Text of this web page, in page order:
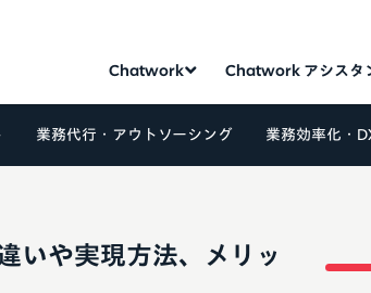
Chatwork Chatwork アシスタ
業務代行・アウトソーシング 業務効率化・
いや実現方法、メリッ